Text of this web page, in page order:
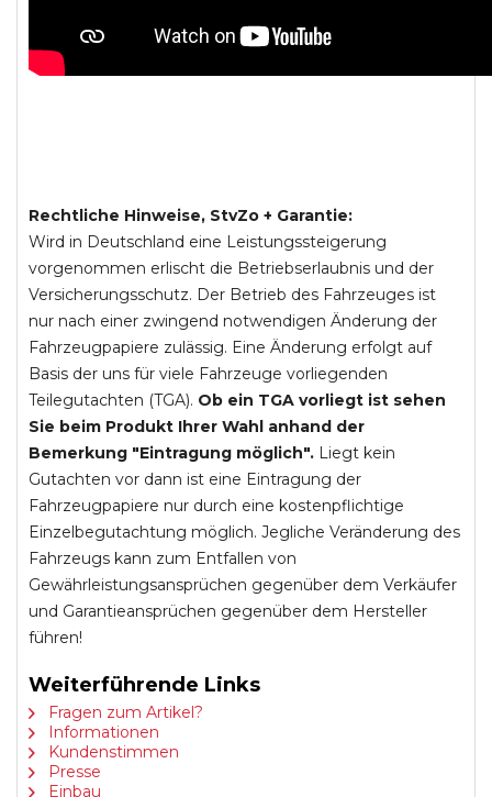
Rechtliche Hinweise, StvZo + Garantie:
Wird in Deutschland eine Leistungssteigerung
vorgenommen erlischt die Betriebserlaubnis und der
Versicherungsschutz. Der Betrieb des Fahrzeuges ist
nur nach einer zwingend notwendigen Änderung der
Fahrzeugpapiere zulässig. Eine Änderung erfolgt auf
Basis der uns für viele Fahrzeuge vorliegenden
Teilegutachten (TGA). Ob ein TGA vorliegt ist sehen
Sie beim Produkt Ihrer Wahl anhand der
Bemerkung "Eintragung möglich". Liegt kein
Gutachten vor dann ist eine Eintragung der
Fahrzeugpapiere nur durch eine kostenpflichtige
Einzelbegutachtung möglich. Jegliche Veränderung des
Fahrzeugs kann zum Entfallen von
Gewährleistungsansprüchen gegenüber dem Verkäufer
und Garantieansprüchen gegenüber dem Hersteller
führen!
Weiterführende Links
Fragen zum Artikel?
Informationen
Kundenstimmen
Presse
Einbau